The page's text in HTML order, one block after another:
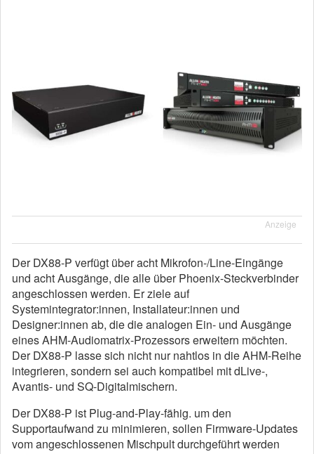
Anzeige
Der DX88-P verfügt über acht Mikrofon-/Line-Eingänge
und acht Ausgänge, die alle über Phoenix-Steckverbinder
angeschlossen werden. Er ziele auf
Systemintegrator:innen, Installateur:innen und
Designer:innen ab, die die analogen Ein- und Ausgänge
eines AHM-Audiomatrix-Prozessors erweitern möchten.
Der DX88-P lasse sich nicht nur nahtlos in die AHM-Reihe
integrieren, sondern sei auch kompatibel mit dLive-,
Avantis- und SQ-Digitalmischern.
Der DX88-P ist Plug-and-Play-fähig. um den
Supportaufwand zu minimieren, sollen Firmware-Updates
vom angeschlossenen Mischpult durchgeführt werden